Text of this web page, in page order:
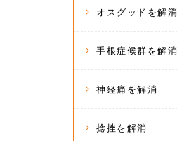
オスグッドを解消
手根症候群を解消
神経痛を解消
捻挫を解消